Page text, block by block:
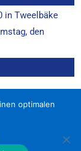
in Tweelbäke
den
optimalen